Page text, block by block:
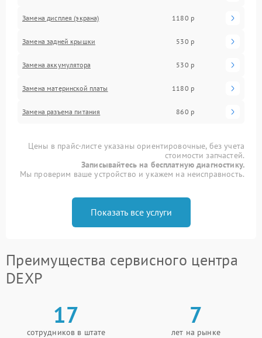
Замена дисплея (экрана) 1180 р
Замена задней крышки 530 р
Замена аккумулятора 530 р
Замена материнской платы 1180 р
Замена разъема питания 860 р
Цены в прайс-листе указаны ориентировочные, без учета
стоимости запчастей.
Записывайтесь на бесплатную диагностику.
Мы проверим ваше устройство и укажем на неисправность.
Показать все услуги
Преимущества сервисного центра
DEXP
17
сотрудников в штате
7
лет на рынке